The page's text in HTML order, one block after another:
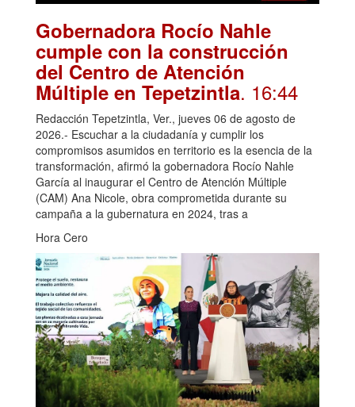
Gobernadora Rocío Nahle
cumple con la construcción
del Centro de Atención
Múltiple en Tepetzintla. 16:44
Redacción Tepetzintla, Ver., jueves 06 de agosto de
2026.- Escuchar a la ciudadanía y cumplir los
compromisos asumidos en territorio es la esencia de la
transformación, afirmó la gobernadora Rocío Nahle
García al inaugurar el Centro de Atención Múltiple
(CAM) Ana Nicole, obra comprometida durante su
campaña a la gubernatura en 2024, tras a
Hora Cero